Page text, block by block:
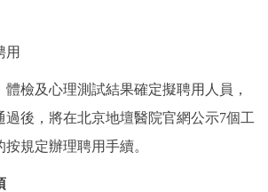
及心理測試結果確定擬聘用人員，
過後，將在北京地壇醫院官網公示7個工
規定辦理聘用手續。